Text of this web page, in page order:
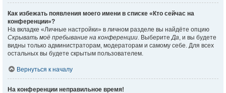
Как избежать появления моего имени в списке «Кто сейчас на
конференции»?
На вкладке «Личные настройки» в личном разделе вы найдёте опцию
Скрывать моё пребывание на конференции. ВыберитеДа, и вы будете
видны только администраторам, модераторам и самому себе. Для всех
остальных вы будете скрытым пользователем.
Вернуться к началу
На конференции неправильное время!